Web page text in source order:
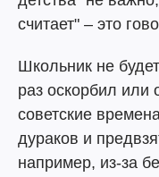
считает" – это
Школьник не
раз оскорбил или
советские
дураков и
например, из-за